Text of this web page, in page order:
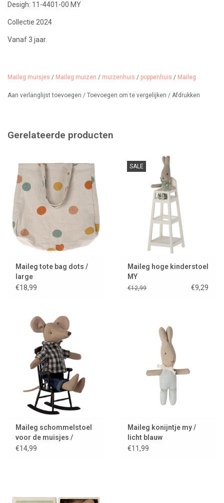
Desigh: 11-4401-00 MY
Collectie 2024
Vanaf 3 jaar.
Maileg muisjes / Maileg muizen / muizenhuis / poppenhuis / Maileg
Aan verlanglijst toevoegen / Toevoegen om te vergelijken / Afdrukken
Gerelateerde producten
Maileg tote bag dots /
large
€18,99
SALE
Maileg hoge kinderstoel
MY
€12,99 €9,29
Maileg schommelstoel
voor de muisjes /
anthraciet
€14,99
Maileg konijntje my /
licht blauw
€11,99